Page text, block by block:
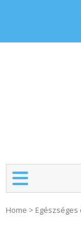
Home > Egészséges